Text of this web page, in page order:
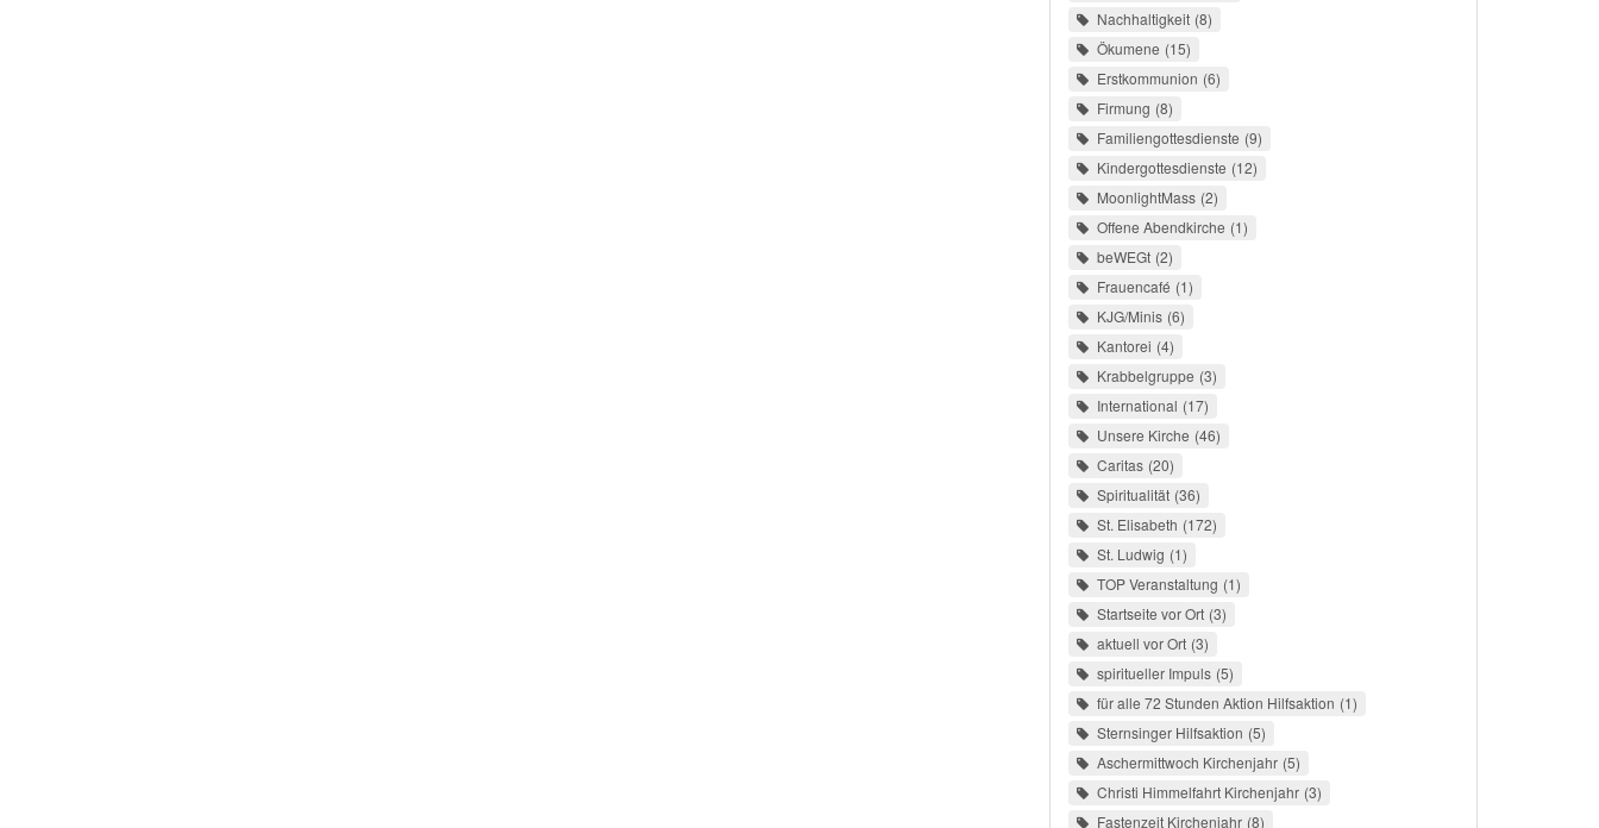
Nachhaltigkeit 8
Ökumene 15
Erstkommunion 6
Firmung 8
Familiengottesdienste 9
Kindergottesdienste 12
MoonlightMass 2
Offene Abendkirche 1
beWEGt 2
Frauencafé 1
KJG/Minis 6
Kantorei 4
Krabbelgruppe 3
International 17
Unsere Kirche 46
Caritas 20
Spiritualität 36
St. Elisabeth 172
St. Ludwig 1
TOP Veranstaltung 1
Startseite vor Ort 3
aktuell vor Ort 3
spiritueller Impuls 5
für alle 72 Stunden Aktion Hilfsaktion 1
Sternsinger Hilfsaktion 5
Aschermittwoch Kirchenjahr 5
Christi Himmelfahrt Kirchenjahr 3
Fastenzeit Kirchenjahr 8